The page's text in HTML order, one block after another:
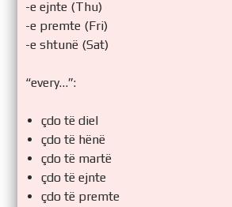
-e ejnte (Thu)
-e premte (Fri)
-e shtunë (Sat)
“every…”:
çdo të diel
çdo të hënë
çdo të martë
çdo të ejnte
çdo të premte